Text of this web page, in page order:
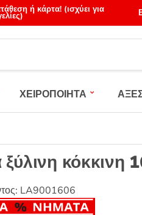
ή κάρτα! (ισχύει για
ΧΕΙΡΟΠΟΙΗΤΑ
ξύλινη κόκκινη
LA9001606